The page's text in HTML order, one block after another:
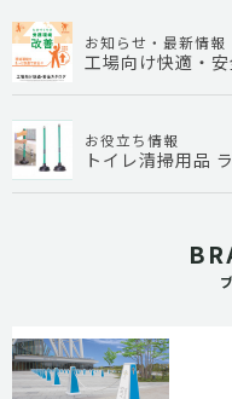
お知らせ・最新情報
工場向け快適・
お役立ち情報
トイレ清掃用品